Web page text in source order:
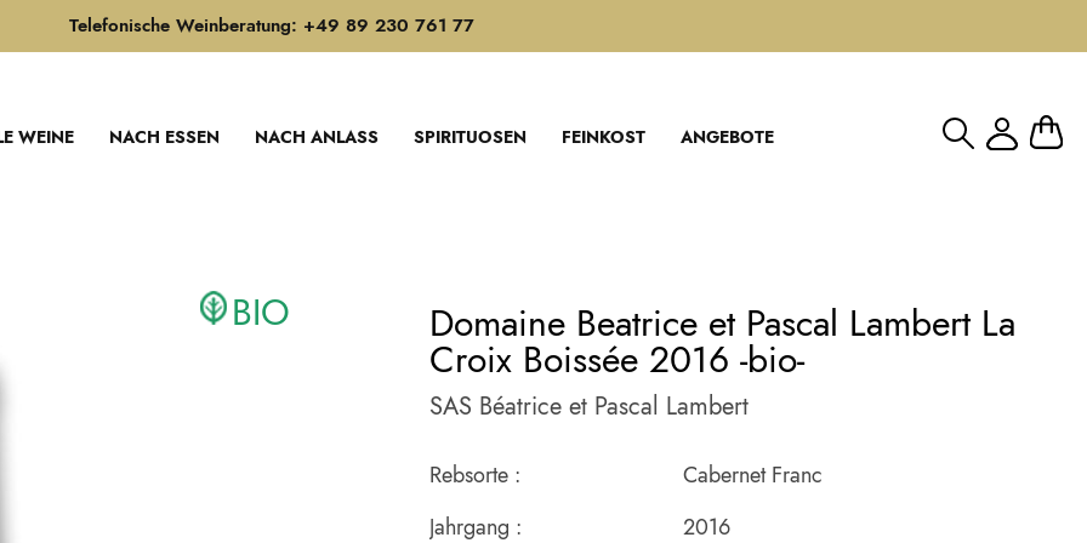
Telefonische Weinberatung: +49 89 230 761 77
WEINE NACH ESSEN NACH ANLASS SPIRITUOSEN FEINKOST ANGEBOTE
Mein
Domaine Beatrice et Pascal Lambert La
Croix Boissée 2016 -bio-
SAS Béatrice et Pascal Lambert
Rebsorte :
Cabernet Franc
Jahrgang :
2016
BIO